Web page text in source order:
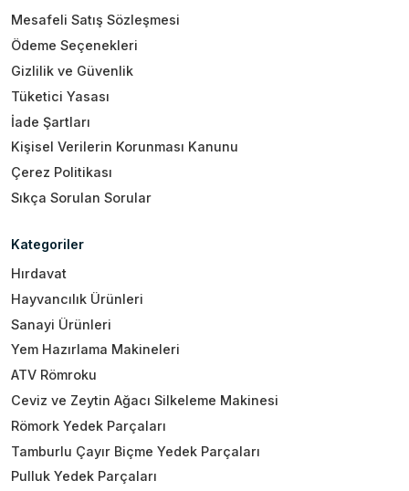
Mesafeli Satış Sözleşmesi
Ödeme Seçenekleri
Gizlilik ve Güvenlik
Tüketici Yasası
İade Şartları
Kişisel Verilerin Korunması Kanunu
Çerez Politikası
Sıkça Sorulan Sorular
Kategoriler
Hırdavat
Hayvancılık Ürünleri
Sanayi Ürünleri
Yem Hazırlama Makineleri
ATV Römroku
Ceviz ve Zeytin Ağacı Silkeleme Makinesi
Römork Yedek Parçaları
Tamburlu Çayır Biçme Yedek Parçaları
Pulluk Yedek Parçaları